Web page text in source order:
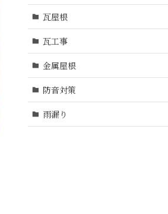
瓦屋根
瓦工事
金属屋根
防音対策
雨漏り